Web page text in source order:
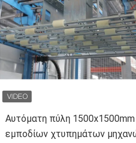
Αυτόματη πύλη 1500x1500mm
εμποδίων χτυπημάτων